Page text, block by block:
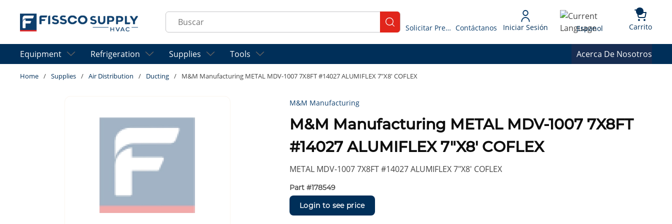
Skip to main content
Site Search
submit search
Solicitar Presupuesto Contáctanos Iniciar Sesión Language
Espanol Carrito{0}
Equipment Refrigeration Supplies Tools Acerca De Nosotros
Home / Supplies / Air Distribution / Ducting / M&M Manufacturing METAL MDV-1007 7X8FT #14027 ALUMIFLEX 7"X8' COFLEX
M&M Manufacturing
M&M Manufacturing METAL MDV-1007 7X8FT
#14027 ALUMIFLEX 7"X8' COFLEX
METAL MDV-1007 7X8FT #14027 ALUMIFLEX 7"X8' COFLEX
Part #178549
Login to see price